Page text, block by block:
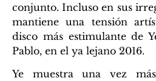
conjunto. Incluso en sus
mantiene una tensión
disco más estimulante de
Pablo, en el ya lejano 2016.
Ye muestra una vez